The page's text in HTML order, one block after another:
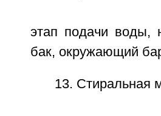
этап подачи воды,
бак, окружающий
13. Стиральная